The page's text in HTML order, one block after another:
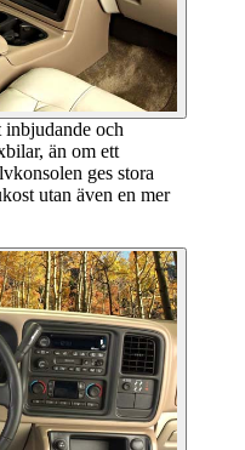
och
än om ett
ges stora
utan även en mer